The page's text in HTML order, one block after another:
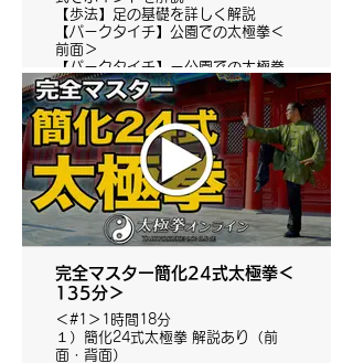
【歩法】足の基礎を詳しく解説
【パークタイチ】公園での太極拳＜
前面＞
【パークタイチ】ー公園での太極拳
＜背面＞
完全マスター簡化24式太極拳＜
135分＞
＜#1＞1時間18分
１）簡化24式太極拳 解説あり（前
面・背面）